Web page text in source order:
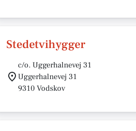
Stedetvihygger
c/o. Uggerhalnevej 31
Uggerhalnevej 31
9310 Vodskov